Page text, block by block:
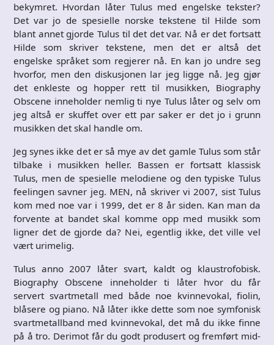
bekymret. Hvordan låter Tulus med engelske tekster?
Det var jo de spesielle norske tekstene til Hilde som
blant annet gjorde Tulus til det det var. Nå er det fortsatt
Hilde som skriver tekstene, men det er altså det
engelske språket som regjerer nå. En kan jo undre seg
hvorfor, men den diskusjonen lar jeg ligge nå. Jeg gjør
det enkleste og hopper rett til musikken, Biography
Obscene inneholder nemlig ti nye Tulus låter og selv om
jeg altså er skuffet over ett par saker er det jo i grunn
musikken det skal handle om.
Jeg synes ikke det er så mye av det gamle Tulus som står
tilbake i musikken heller. Bassen er fortsatt klassisk
Tulus, men de spesielle melodiene og den typiske Tulus
feelingen savner jeg. MEN, nå skriver vi 2007, sist Tulus
kom med noe var i 1999, det er 8 år siden. Kan man da
forvente at bandet skal komme opp med musikk som
ligner det de gjorde da? Nei, egentlig ikke, det ville vel
vært urimelig.
Tulus anno 2007 låter svart, kaldt og klaustrofobisk.
Biography Obscene inneholder ti låter hvor du får
servert svartmetall med både noe kvinnevokal, fiolin,
blåsere og piano. Nå låter ikke dette som noe symfonisk
svartmetallband med kvinnevokal, det må du ikke finne
på å tro. Derimot får du godt produsert og fremført mid-